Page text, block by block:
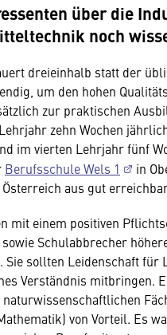
über die
noch
dreieinhalb statt der
um den hohen
zur praktischen
zehn Wochen
im vierten Lehrjahr fünf
Berufsschule Wels 1
in
Österreich aus gut
mit einem positiven
Schulabbrecher
Sie sollten Leidenschaft für
Verständnis mitbringen.
von Vorteil. Es